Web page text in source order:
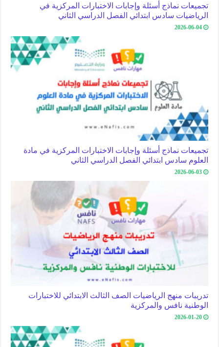
تجميعات نماذج أسئلة وإجابات الاختبارات المركزية في
الرياضيات سادس ابتدائي الفصل الدراسي الثاني
2026-06-04
تجميعات نماذج أسئلة وإجابات الاختبارات المركزية في مادة
العلوم سادس ابتدائي الفصل الدراسي الثاني
2026-06-03
تدريبات منهج الرياضيات الصف الثالث الابتدائي للاختبارات
الوطنية نافس والمركزية
2026-01-20